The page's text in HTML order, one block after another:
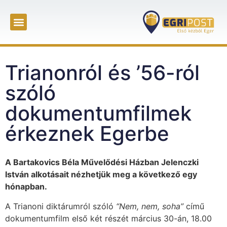
Trianonról és ’56-ról
szóló
dokumentumfilmek
érkeznek Egerbe
A Bartakovics Béla Művelődési Házban Jelenczki
István alkotásait nézhetjük meg a következő egy
hónapban.
A Trianoni diktárumról szóló “Nem, nem, soha”című
dokumentumfilm első két részét március 30-án, 18.00